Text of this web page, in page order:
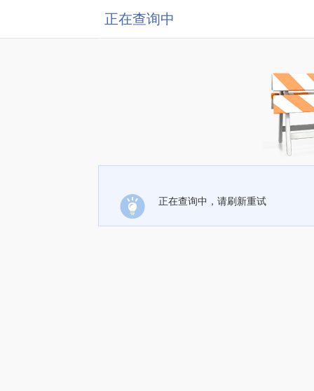
正在查询中
正在查询中，请刷新重试